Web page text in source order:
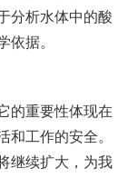
分析水体中的酸
依据。
的重要性体现在
和工作的安全。
继续扩大，为我